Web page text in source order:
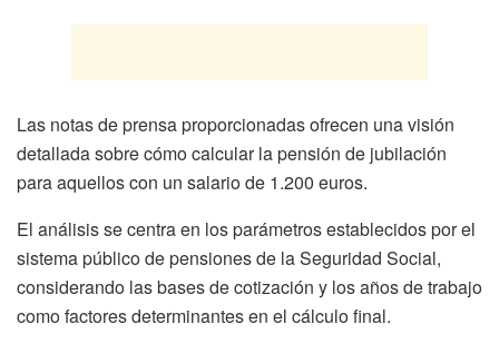
Las notas de prensa proporcionadas ofrecen una visión
detallada sobre cómo calcular la pensión de jubilación
para aquellos con un salario de 1.200 euros.
El análisis se centra en los parámetros establecidos por el
sistema público de pensiones de la Seguridad Social,
considerando las bases de cotización y los años de trabajo
como factores determinantes en el cálculo final.